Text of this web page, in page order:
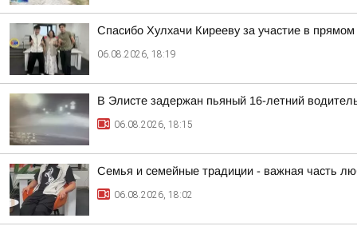
Спасибо Хулхачи Кирееву за участие в
06.08.2026, 18:19
В Элисте задержан пьяный 16-летний
06.08.2026, 18:15
Семья и семейные традиции - важная часть
06.08.2026, 18:02